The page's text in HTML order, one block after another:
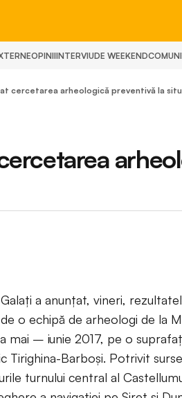
OPINIIINTERVIUDE WEEKEND
cercetarea arheologică preventivă la
a anunţat, vineri,
o echipă de arheologi de la
mai – iunie 2017, pe o
Tirighina-Barboşi. Potrivit
turnului central al